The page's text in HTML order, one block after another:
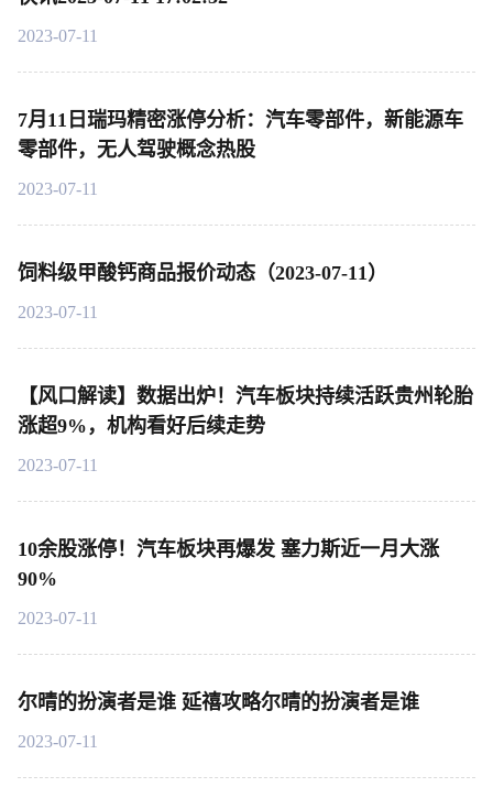
2023-07-11
7月11日瑞玛精密涨停分析：汽车零部件，新能源车
零部件，无人驾驶概念热股
2023-07-11
饲料级甲酸钙商品报价动态（2023-07-11）
2023-07-11
【风口解读】数据出炉！汽车板块持续活跃贵州轮胎
涨超9%，机构看好后续走势
2023-07-11
10余股涨停！汽车板块再爆发 塞力斯近一月大涨
90%
2023-07-11
尔晴的扮演者是谁 延禧攻略尔晴的扮演者是谁
2023-07-11